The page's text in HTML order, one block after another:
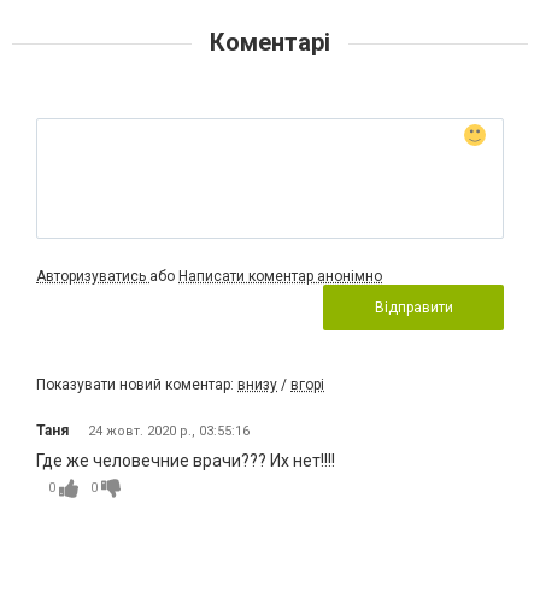
Коментарі
Авторизуватись або Написати коментар анонімно
Відправити
Показувати новий коментар: внизу / вгорі
Таня 24 жовт. 2020 р., 03:55:16
Где же человечние врачи??? Их нет!!!!
0 0